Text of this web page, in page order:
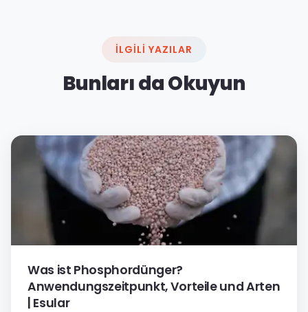
İLGILI YAZILAR
Bunları da Okuyun
Was ist Phosphordünger?
Anwendungszeitpunkt, Vorteile und Arten
| Esular